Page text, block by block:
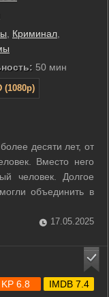
Криминал
50 мин
(1080p)
десяти лет, от
Вместо него
человек. Долгое
объединить в
просто не
правопорядка
...
17.05.2025
KP 6.8 IMDB 7.4